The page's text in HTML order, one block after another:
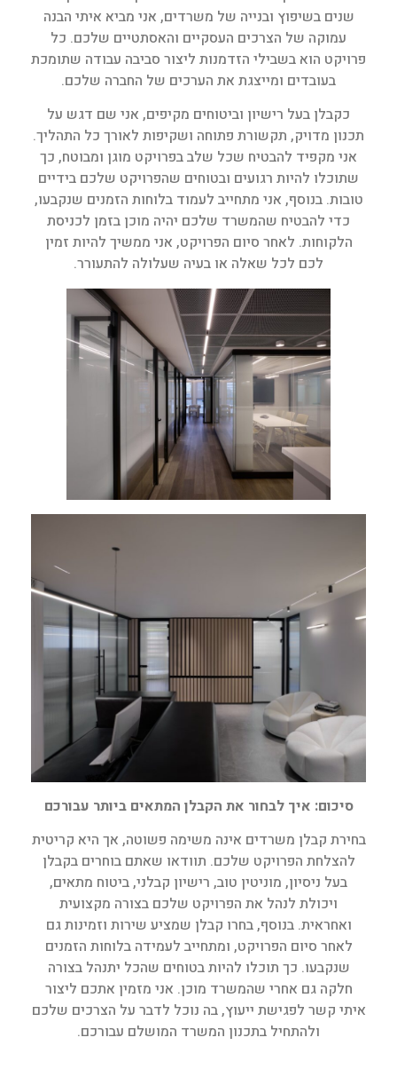
שנים בשיפוץ ובנייה של משרדים, אני מביא איתי הבנה
עמוקה של הצרכים העסקיים והאסתטיים שלכם. כל
פרויקט הוא בשבילי הזדמנות ליצור סביבה עבודה שתומכת
בעובדים ומייצגת את הערכים של החברה שלכם.
כקבלן בעל רישיון וביטוחים מקיפים, אני שם דגש על
תכנון מדויק, תקשורת פתוחה ושקיפות לאורך כל התהליך.
אני מקפיד להבטיח שכל שלב בפרויקט מוגן ומבוטח, כך
שתוכלו להיות רגועים ובטוחים שהפרויקט שלכם בידיים
טובות. בנוסף, אני מתחייב לעמוד בלוחות הזמנים שנקבעו,
כדי להבטיח שהמשרד שלכם יהיה מוכן בזמן לכניסת
הלקוחות. לאחר סיום הפרויקט, אני ממשיך להיות זמין
לכם לכל שאלה או בעיה שעלולה להתעורר.
סיכום:איך לבחור את הקבלן המתאים ביותר עבורכם
בחירת קבלן משרדים אינה משימה פשוטה, אך היא קריטית
להצלחת הפרויקט שלכם. תוודאו שאתם בוחרים בקבלן
בעל ניסיון, מוניטין טוב, רישיון קבלני, ביטוח מתאים,
ויכולת לנהל את הפרויקט שלכם בצורה מקצועית
ואחראית. בנוסף, בחרו קבלן שמציע שירות וזמינות גם
לאחר סיום הפרויקט, ומתחייב לעמידה בלוחות הזמנים
שנקבעו. כך תוכלו להיות בטוחים שהכל יתנהל בצורה
חלקה גם אחרי שהמשרד מוכן. אני מזמין אתכם ליצור
איתי קשר לפגישת ייעוץ, בה נוכל לדבר על הצרכים שלכם
ולהתחיל בתכנון המשרד המושלם עבורכם.